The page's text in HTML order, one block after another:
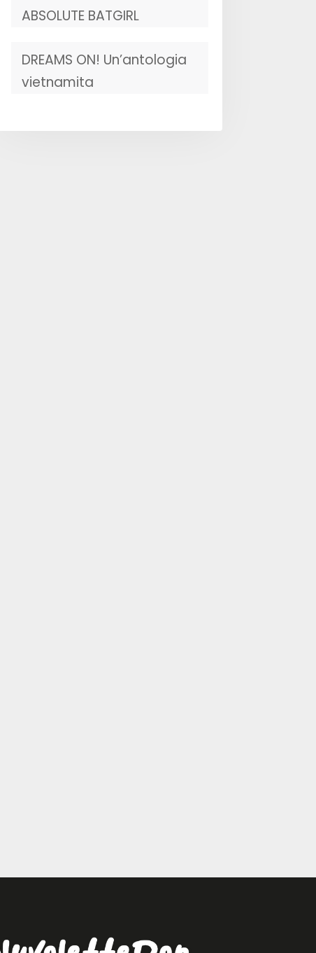
ABSOLUTE BATGIRL
DREAMS ON! Un’antologia
vietnamita